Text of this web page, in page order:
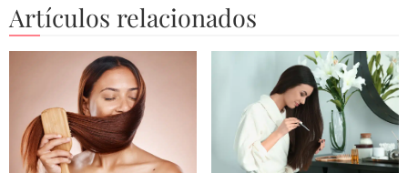
Artículos relacionados